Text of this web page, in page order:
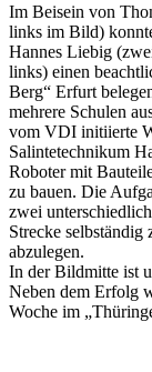
Im Beisein von
links im Bild)
Hannes Liebig
links) einen
Berg“ Erfurt
mehrere Schulen
vom VDI initiierte
Salintetechnikum
Roboter mit
zu bauen. Die
zwei
Strecke
abzulegen.
In der Bildmitte ist
Neben dem Erfolg
Woche im